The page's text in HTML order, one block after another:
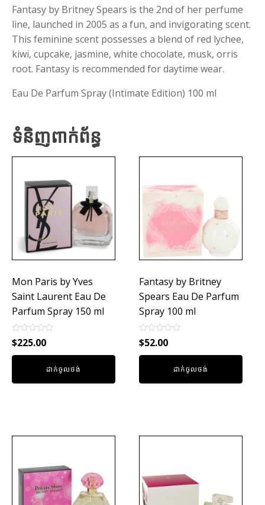
Fantasy by Britney Spears is the 2nd of her perfume
line, launched in 2005 as a fun, and invigorating scent.
This feminine scent possesses a blend of red lychee,
kiwi, cupcake, jasmine, white chocolate, musk, orris
root. Fantasy is recommended for daytime wear.
Eau De Parfum Spray (Intimate Edition) 100 ml
ទំនិញពាក់ព័ន្ធ
Mon Paris by Yves
Saint Laurent Eau De
Parfum Spray 150 ml
Rated
0
out
$225.00
ដាក់ចូលថង់
Fantasy by Britney
Spears Eau De Parfum
Spray 100 ml
Rated
0
out
$52.00
ដាក់ចូលថង់